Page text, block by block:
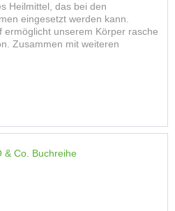
Heilmittel, das bei den
eingesetzt werden kann.
ermöglicht unserem Körper rasche
Zusammen mit weiteren